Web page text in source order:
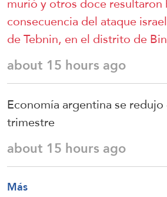
consecuencia del ataque
de Tebnin, en el distrito de
about 15 hours ago
Economía argentina se
trimestre
about 15 hours ago
Más